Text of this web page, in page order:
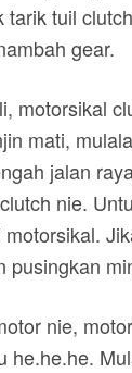
tarik tuil
gear.
motorsikal
mati,
jalan
nie.
pusingkan
nie,
he.he.he.